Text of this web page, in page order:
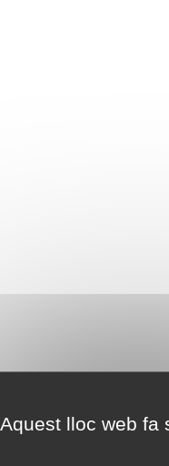
Aquest lloc web fa